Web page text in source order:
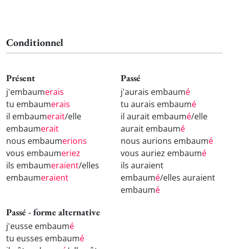
Conditionnel
Présent
j'embaumerais
tu embaumerais
il embaumerait/elle
embaumerait
nous embaumerions
vous embaumeriez
ils embaumeraient/elles
embaumeraient
Passé
j'aurais embaumé
tu aurais embaumé
il aurait embaumé/elle
aurait embaumé
nous aurions embaumé
vous auriez embaumé
ils auraient
embaumé/elles auraient
embaumé
Passé - forme alternative
j'eusse embaumé
tu eusses embaumé